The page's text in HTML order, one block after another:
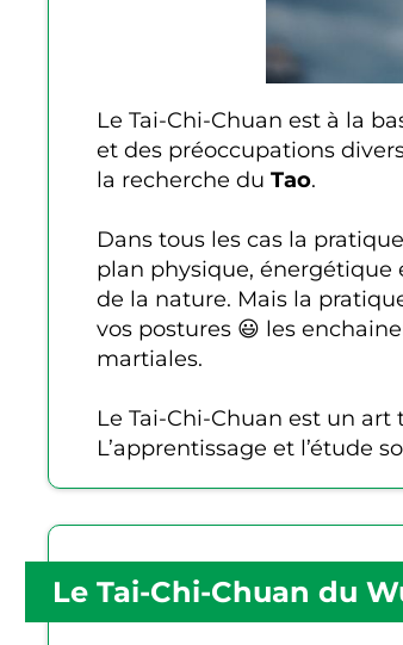
Le Tai-Chi-Chuan est à la
et des préoccupations
la recherche du Tao.
Dans tous les cas la
plan physique, énergétique
de la nature. Mais la
vos postures 😃 les
martiales.
Le Tai-Chi-Chuan est un
L’apprentissage et l’étude
Le Tai-Chi-Chuan du